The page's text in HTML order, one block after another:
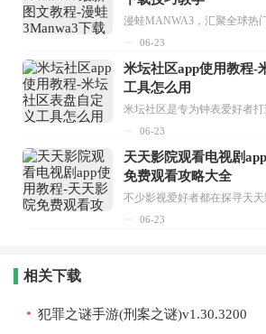
06-23
米坛社区app使用教程-
工具怎么用
06-23
天天影院观看电视剧
免费观看攻略大全
06-23
相关下载
犯罪之谜手游(刑案之谜)v1.30.3200